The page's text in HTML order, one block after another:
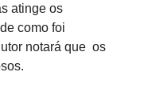
atinge os
como foi
notará que os